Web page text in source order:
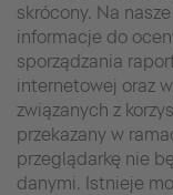
skrócony. Na
informacje do
sporządzania
internetowej oraz
związanych z
przekazany w
przeglądarkę nie
danymi. Istnieje